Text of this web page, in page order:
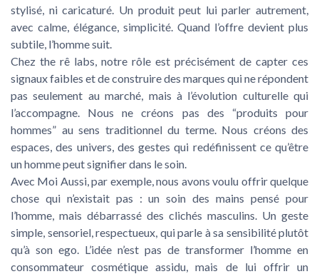
stylisé, ni caricaturé. Un produit peut lui parler autrement,
avec calme, élégance, simplicité. Quand l’offre devient plus
subtile, l’homme suit.
Chez the rê labs, notre rôle est précisément de capter ces
signaux faibles et de construire des marques qui ne répondent
pas seulement au marché, mais à l’évolution culturelle qui
l’accompagne. Nous ne créons pas des “produits pour
hommes” au sens traditionnel du terme. Nous créons des
espaces, des univers, des gestes qui redéfinissent ce qu’être
un homme peut signifier dans le soin.
Avec Moi Aussi, par exemple, nous avons voulu offrir quelque
chose qui n’existait pas : un soin des mains pensé pour
l’homme, mais débarrassé des clichés masculins. Un geste
simple, sensoriel, respectueux, qui parle à sa sensibilité plutôt
qu’à son ego. L’idée n’est pas de transformer l’homme en
consommateur cosmétique assidu, mais de lui offrir un